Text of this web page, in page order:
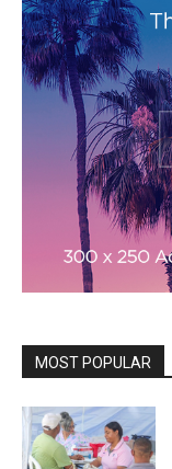
MOST POPULAR